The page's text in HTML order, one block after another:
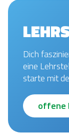
Dich
eine
starte mit
offene